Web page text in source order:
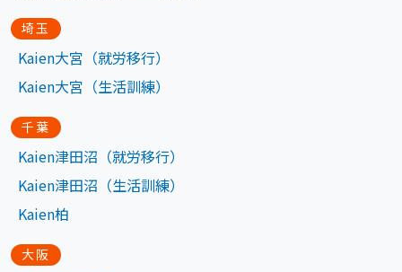
埼玉
Kaien大宮（就労移行）
Kaien大宮（生活訓練）
千葉
Kaien津田沼（就労移行）
Kaien津田沼（生活訓練）
Kaien柏
大阪